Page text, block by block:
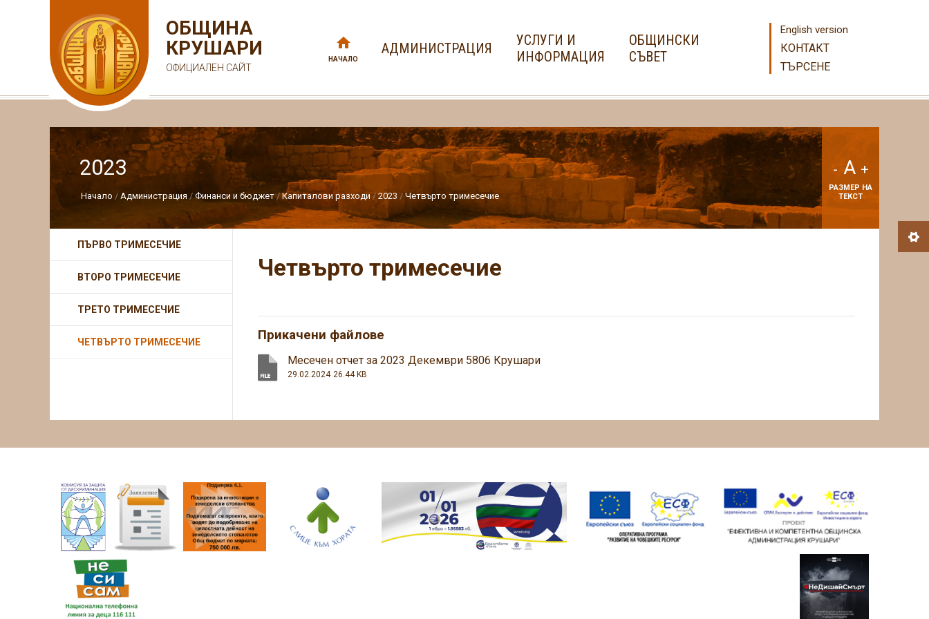
ОБЩИНА
КРУШАРИ
ОФИЦИАЛЕН САЙТ
НАЧАЛО
АДМИНИСТРАЦИЯ
УСЛУГИ И
ИНФОРМАЦИЯ
ОБЩИНСКИ
СЪВЕТ
English version
КОНТАКТ
ТЪРСЕНЕ
2023
Начало Администрация Финанси и бюджет Капиталови разходи 2023 Четвърто тримесечие
- A +
РАЗМЕР НА
ТЕКСТ
Четвърто тримесечие
Прикачени файлове
Месечен отчет за 2023 Декември 5806 Крушари
29.02.2024 26.44 KB
ПЪРВО ТРИМЕСЕЧИЕ
ВТОРО ТРИМЕСЕЧИЕ
ТРЕТО ТРИМЕСЕЧИЕ
ЧЕТВЪРТО ТРИМЕСЕЧИЕ